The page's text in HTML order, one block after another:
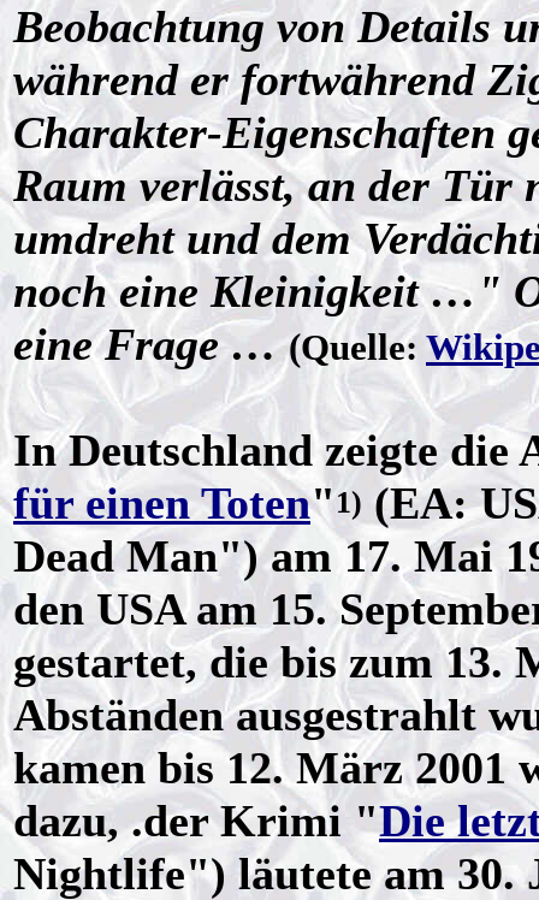
Beobachtung von Details
während er fortwährend
Charakter-Eigenschaften
Raum verlässt, an der Tür
umdreht und dem
noch eine Kleinigkeit …"
eine Frage … (Quelle:
In Deutschland zeigte
für einen Toten"1) (EA:
Dead Man") am 17. Mai
den USA am 15.
gestartet, die bis zum 13.
Abständen ausgestrahlt
kamen bis 12. März 2001
dazu, .der Krimi "Die
Nightlife") läutete am 30.